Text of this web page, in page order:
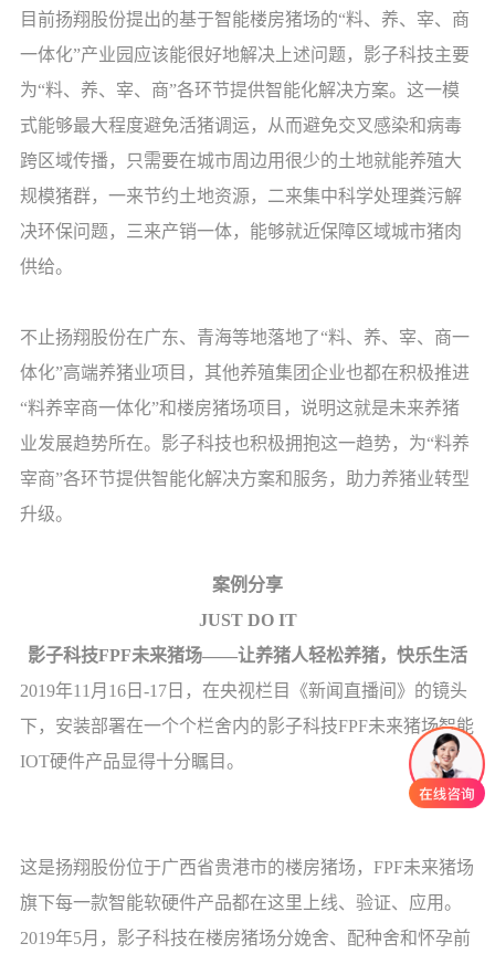
目前扬翔股份提出的基于智能楼房猪场的“料、养、宰、商
一体化”产业园应该能很好地解决上述问题，影子科技主要
为“料、养、宰、商”各环节提供智能化解决方案。这一模
式能够最大程度避免活猪调运，从而避免交叉感染和病毒
跨区域传播，只需要在城市周边用很少的土地就能养殖大
规模猪群，一来节约土地资源，二来集中科学处理粪污解
决环保问题，三来产销一体，能够就近保障区域城市猪肉
供给。
不止扬翔股份在广东、青海等地落地了“料、养、宰、商一
体化”高端养猪业项目，其他养殖集团企业也都在积极推进
“料养宰商一体化”和楼房猪场项目，说明这就是未来养猪
业发展趋势所在。影子科技也积极拥抱这一趋势，为“料养
宰商”各环节提供智能化解决方案和服务，助力养猪业转型
升级。
案例分享
JUST DO IT
影子科技FPF未来猪场——让养猪人轻松养猪，快乐生活
2019年11月16日-17日，在央视栏目《新闻直播间》的镜头
下，安装部署在一个个栏舍内的影子科技FPF未来猪场智能
IOT硬件产品显得十分瞩目。
这是扬翔股份位于广西省贵港市的楼房猪场，FPF未来猪场
旗下每一款智能软硬件产品都在这里上线、验证、应用。
2019年5月，影子科技在楼房猪场分娩舍、配种舍和怀孕前